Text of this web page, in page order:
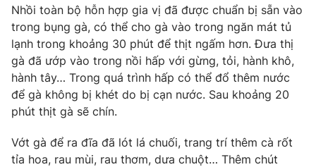
Nhân vật
Khán giả
Giải sao mai
Điện ảnh
Âm nhạc
Sao
Đời sống
Du lịch
Làm đẹp
Chất lượng cuộc sống
Giáo dục
Tuyển sinh
Học trực tuyến
Công nghệ
Sản phẩm
Giao lưu trực tuyến
Nhồi toàn bộ hỗn hợp gia vị đã được chuẩn bị sẵn vào
trong bụng gà, có thể cho gà vào trong ngăn mát tủ
lạnh trong khoảng 30 phút để thịt ngấm hơn. Đưa thị
gà đã ướp vào trong nồi hấp với gừng, tỏi, hành khô,
hành tây… Trong quá trình hấp có thể đổ thêm nước
để gà không bị khét do bị cạn nước. Sau khoảng 20
phút thịt gà sẽ chín.
Vớt gà để ra đĩa đã lót lá chuối, trang trí thêm cà rốt
tỉa hoa, rau mùi, rau thơm, dưa chuột… Thêm chút